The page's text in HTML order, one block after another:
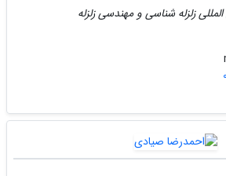
زلزله شناسی و مهندسی زلزله